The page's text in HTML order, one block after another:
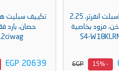
ال جى تكييف اسبلت انفرتر، 2.25
بخاصية
EGP
حصان، بارد فقط،
Hfw12ciwag
EGP 20639
- 15%